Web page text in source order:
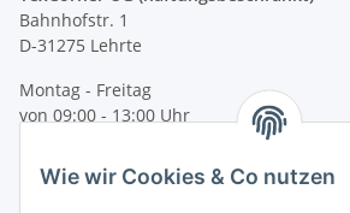
Bahnhofstr. 1
D-31275 Lehrte
Montag - Freitag
von 09:00 - 13:00 Uhr
Tel: +49 (0) 5132 8230689
Wie wir Cookies & Co nutzen